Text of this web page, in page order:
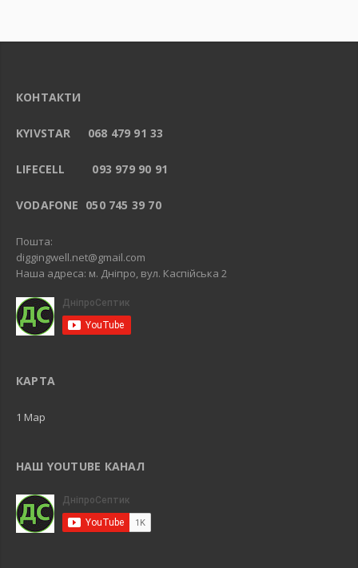
КОНТАКТИ
KYIVSTAR 068 479 91 33
LIFECELL 093 979 90 91
VODAFONE 050 745 39 70
Пошта:
diggingwell.net@gmail.com
Наша адреса: м. Дніпро, вул. Каспійська 2
КАРТА
1 Map
НАШ YOUTUBE КАНАЛ